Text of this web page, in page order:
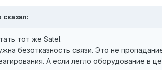
тот же Satel.
безотказность связи. Это не
А если легло оборудование в